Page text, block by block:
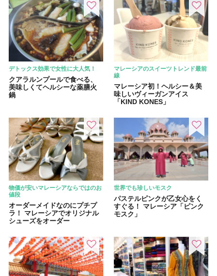
デトックス効果で女性に大人気！
クアラルンプールで食べる、
美味しくてヘルシーな薬膳火
鍋
マレーシアのスイーツトレンド最前
線
マレーシア初！ヘルシー＆美
味しいヴィーガンアイス
「KIND KONES」
物価が安いマレーシアならではのお
値段
オーダーメイドなのにプチプ
ラ！ マレーシアでオリジナル
シューズをオーダー
世界でも珍しいモスク
パステルピンクが乙女心をく
すぐる！ マレーシア「ピンク
モスク」